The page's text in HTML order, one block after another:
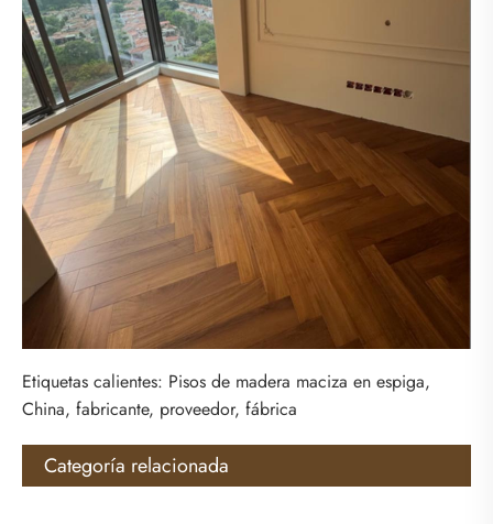
Etiquetas calientes: Pisos de madera maciza en espiga,
China, fabricante, proveedor, fábrica
Categoría relacionada